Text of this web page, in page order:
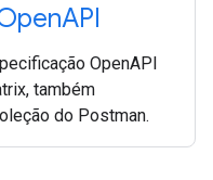
API
OpenAPI
também
do Postman.